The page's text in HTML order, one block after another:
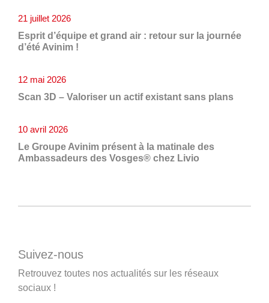
Esprit d’équipe et grand air : retour sur la journée
d’été Avinim !
21 juillet 2026
Scan 3D – Valoriser un actif existant sans plans
12 mai 2026
Le Groupe Avinim présent à la matinale des
Ambassadeurs des Vosges® chez Livio
10 avril 2026
Suivez-nous
Retrouvez toutes nos actualités sur les réseaux
sociaux !